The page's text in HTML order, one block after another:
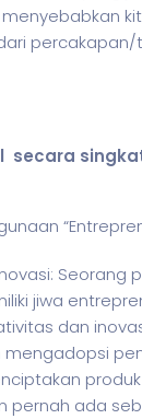
secara
Seorang
jiwa
dan
mengadopsi
pernah ada